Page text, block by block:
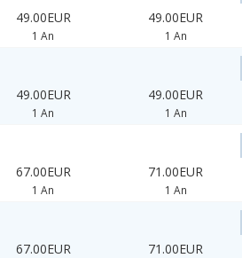
49.00EUR
1 An
49.00EUR
1 An
49.00EUR
1 An
49.00EUR
1 An
67.00EUR
1 An
71.00EUR
1 An
67.00EUR 71.00EUR